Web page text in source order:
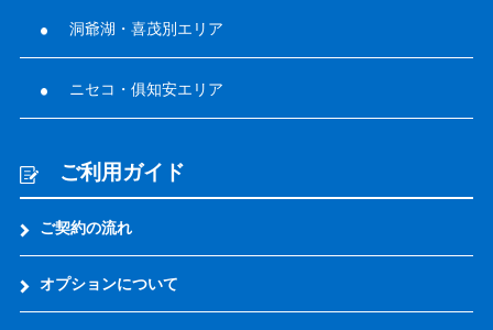
洞爺湖・喜茂別エリア
ニセコ・俱知安エリア
ご利用ガイド
ご契約の流れ
オプションについて